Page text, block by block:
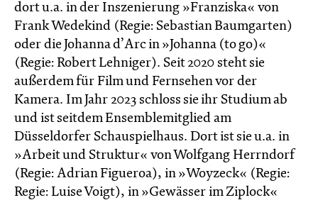
dort u.a. in der Inszenierung »Franziska« von
Frank Wedekind (Regie: Sebastian Baumgarten)
oder die Johanna d’Arc in »Johanna (to go)«
(Regie: Robert Lehniger). Seit 2020 steht sie
außerdem für Film und Fernsehen vor der
Kamera. Im Jahr 2023 schloss sie ihr Studium ab
und ist seitdem Ensemblemitglied am
Düsseldorfer Schauspielhaus. Dort ist sie u.a. in
»Arbeit und Struktur« von Wolfgang Herrndorf
(Regie: Adrian Figueroa), in »Woyzeck« (Regie:
Regie: Luise Voigt), in »Gewässer im Ziplock«